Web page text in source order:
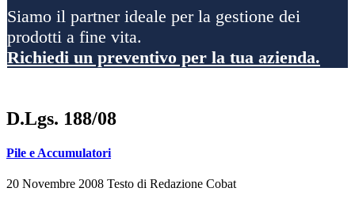
Siamo il partner ideale per la gestione dei
prodotti a fine vita.
Richiedi un preventivo per la tua azienda.
D.Lgs. 188/08
Pile e Accumulatori
20 Novembre 2008 Testo di Redazione Cobat